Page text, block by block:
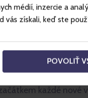
médií, inzercie a
získali, keď ste
POVOLIŤ
každé nové